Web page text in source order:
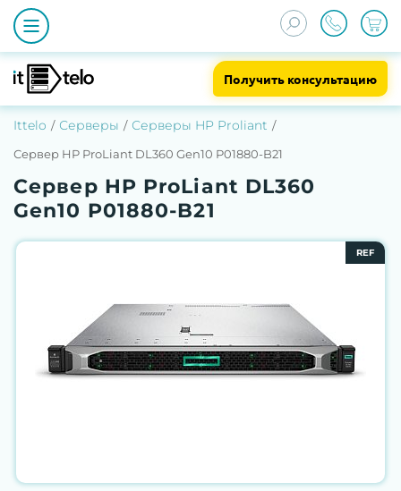
Получить консультацию
Ittelo Серверы Серверы HP Proliant
Сервер HP ProLiant DL360 Gen10 P01880-B21
Сервер HP ProLiant DL360
Gen10 P01880-B21
REF